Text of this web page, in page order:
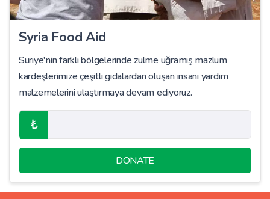
Syria Food Aid
Suriye'nin farklı bölgelerinde zulme uğramış mazlum
kardeşlerimize çeşitli gıdalardan oluşan insani yardım
malzemelerini ulaştırmaya devam ediyoruz.
₺
DONATE